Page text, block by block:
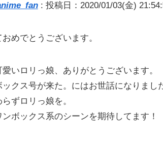
: 投稿日：2020/01/03(金)
めでとうございます。
いロリっ娘、ありがとうございます。
クス号が来た。にはお世話になりまし
ずロリっ娘を。
ボックス系のシーンを期待してます！